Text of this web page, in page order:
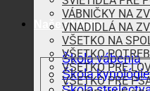
Naše aktivity
Škola vábenia
Škola kynológie
VÁBNIČKY NA
VNADIDLÁ NA
VŠETKO NA
VŠETKO
VŠETKO PRE
VŠETKO PRE